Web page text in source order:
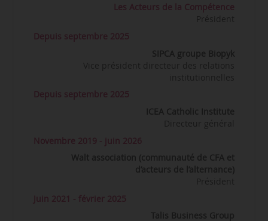
Les Acteurs de la Compétence
Président
Depuis septembre 2025
SIPCA groupe Biopyk
Vice président directeur des relations
institutionnelles
Depuis septembre 2025
ICEA Catholic Institute
Directeur général
Novembre 2019 - juin 2026
Walt association (communauté de CFA et
d’acteurs de l’alternance)
Président
Juin 2021 - février 2025
Talis Business Group